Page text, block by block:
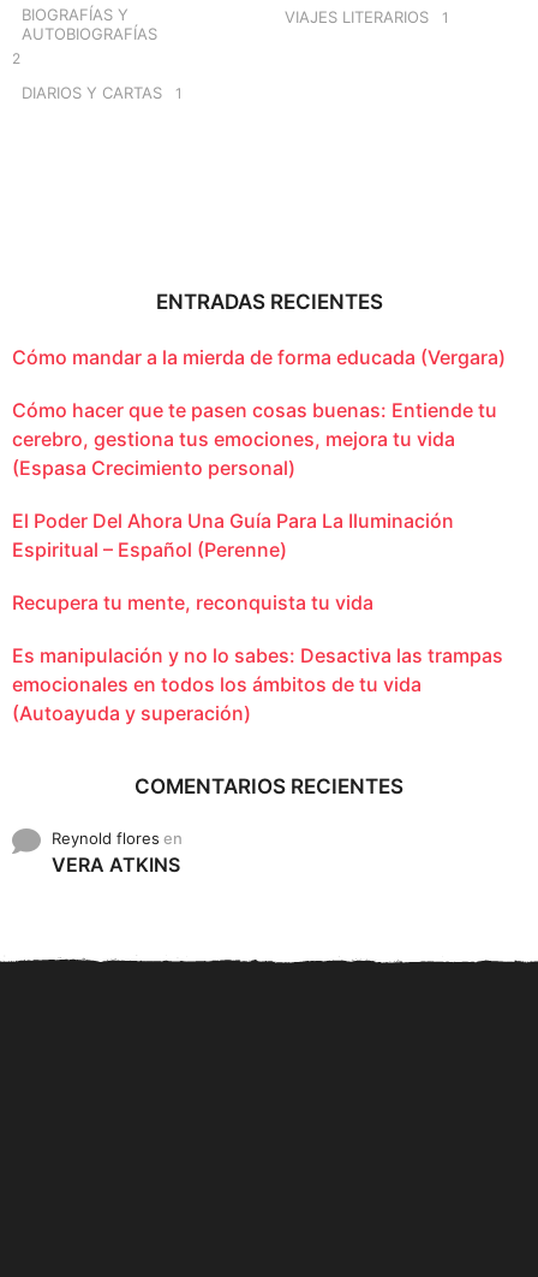
BIOGRAFÍAS Y
AUTOBIOGRAFÍAS
2
DIARIOS Y CARTAS 1
VIAJES LITERARIOS 1
ENTRADAS RECIENTES
Cómo mandar a la mierda de forma educada (Vergara)
Cómo hacer que te pasen cosas buenas: Entiende tu
cerebro, gestiona tus emociones, mejora tu vida
(Espasa Crecimiento personal)
El Poder Del Ahora Una Guía Para La Iluminación
Espiritual – Español (Perenne)
Recupera tu mente, reconquista tu vida
Es manipulación y no lo sabes: Desactiva las trampas
emocionales en todos los ámbitos de tu vida
(Autoayuda y superación)
COMENTARIOS RECIENTES
Reynold flores en
VERA ATKINS